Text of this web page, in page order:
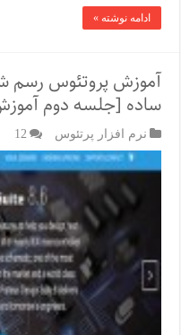
ادامه نوشته »
آموزش پروتئوس رسم
ساده [جلسه دوم
نرم افزار پرتئوس 12